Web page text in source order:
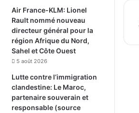
Air France-KLM: Lionel
Rault nommé nouveau
directeur général pour la
région Afrique du Nord,
Sahel et Côte Ouest
5 août 2026
Lutte contre l’immigration
clandestine: Le Maroc,
partenaire souverain et
responsable (source